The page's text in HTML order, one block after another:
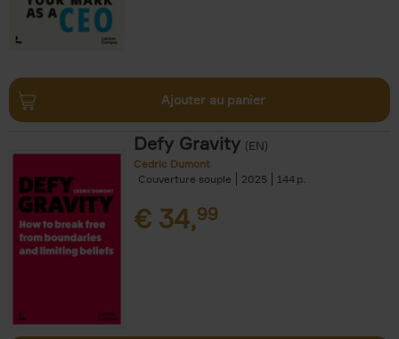
Ajouter au panier
Defy Gravity (EN)
Cedric Dumont
Couverture souple
2025 144
€ 34,99